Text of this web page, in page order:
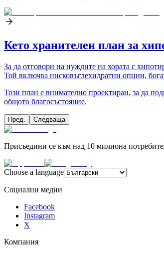
Кето хранителен план за
За да отговори на нуждите на хората с
Той включва нисковъглехидратни опции,
Този план е внимателно проектиран, за да
общото благосъстояние.
Пред. Следваща
Присъедини се към над 10 милиона
Choose a language
Социални медии
Facebook
Instagram
X
Компания